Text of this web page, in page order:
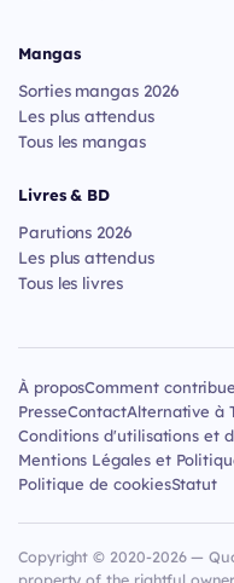
Mangas
Sorties mangas 2026
Les plus attendus
Tous les mangas
Livres & BD
Parutions 2026
Les plus attendus
Tous les livres
À proposComment
PresseContactAlternative à
Conditions d'utilisations et
Mentions Légales et
Politique de cookiesStatut
Copyright © 2020-2026 —